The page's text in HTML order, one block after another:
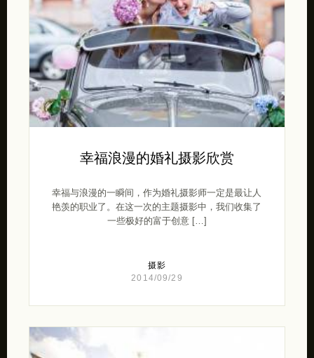
幸福浪漫的婚礼摄影欣赏
幸福与浪漫的一瞬间，作为婚礼摄影师一定是最让人
艳羡的职业了。在这一次的主题摄影中，我们收集了
一些极好的富于创意 […]
摄影
2014/09/29